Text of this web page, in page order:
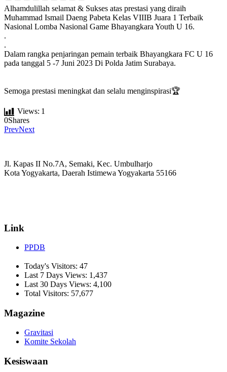
Alhamdulillah selamat & Sukses atas prestasi yang diraih
Muhammad Ismail Daeng Pabeta Kelas VIIIB Juara 1 Terbaik
Nasional Lomba Nasional Game Bhayangkara Youth U 16.
.
.
Dalam rangka penjaringan pemain terbaik Bhayangkara FC U 16
pada tanggal 5 -7 Juni 2023 Di Polda Jatim Surabaya.
Semoga prestasi meningkat dan selalu menginspirasi🏆
Views: 1
0Shares
PrevNext
Jl. Kapas II No.7A, Semaki, Kec. Umbulharjo
Kota Yogyakarta, Daerah Istimewa Yogyakarta 55166
Link
PPDB
Today's Visitors: 47
Last 7 Days Views: 1,437
Last 30 Days Views: 4,100
Total Visitors: 57,677
Magazine
Gravitasi
Komite Sekolah
Kesiswaan